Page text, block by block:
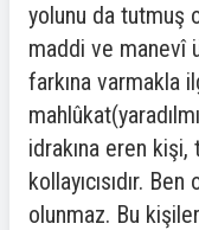
yolunu da tutmuş
maddi ve manevî
farkına varmakla
idrakına eren
kollayıcısıdır.
olunmaz. Bu